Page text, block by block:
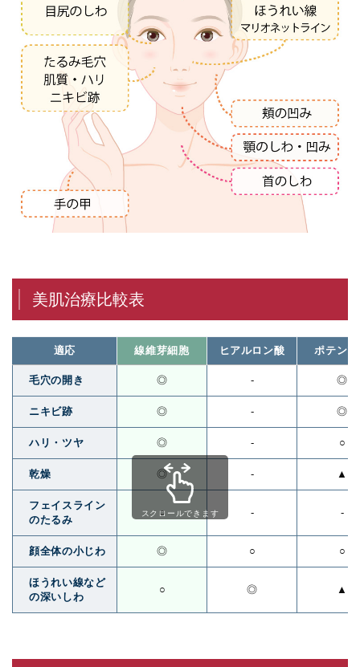
美肌治療比較表
適応 線維芽細胞 ヒアルロン酸 ポテン
毛穴の開き ◎ - ◎
ニキビ跡 ◎ - ◎
ハリ・ツヤ ◎ - ○
乾燥 ◎ - ▲
フェイスライン
のたるみ
○ - -
顔全体の小じわ ◎ ○ ○
ほうれい線など
の深いしわ
○ ◎ ▲
スクロールできます